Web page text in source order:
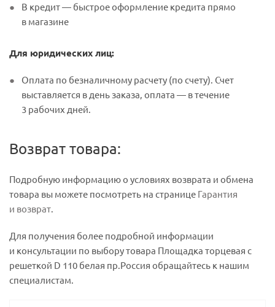
В кредит — быстрое оформление кредита прямо
в магазине
Для юридических лиц:
Оплата по безналичному расчету (по счету). Счет
выставляется в день заказа, оплата — в течение
3 рабочих дней.
Возврат товара:
Подробную информацию о условиях возврата и обмена
товара вы можете посмотреть на странице Гарантия
и возврат.
Для получения более подробной информации
и консультации по выбору товара Площадка торцевая с
решеткой D 110 белая пр.Россия обращайтесь к нашим
специалистам.